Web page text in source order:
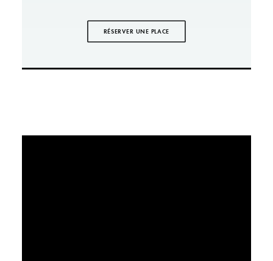
RÉSERVER UNE PLACE